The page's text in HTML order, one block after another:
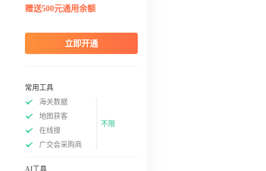
赠送500元通用余额
立即开通
常用工具
海关数据
地图获客
在线搜
广交会采购商
不限
AI工具